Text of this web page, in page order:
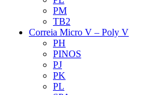
PM
TB2
Correia Micro V – Poly V
PH
PINOS
PJ
PK
PL